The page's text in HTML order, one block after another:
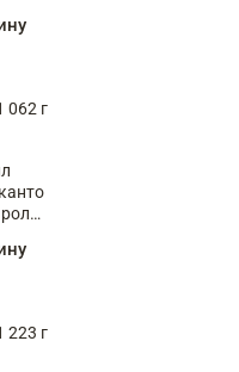
062 г
223 г